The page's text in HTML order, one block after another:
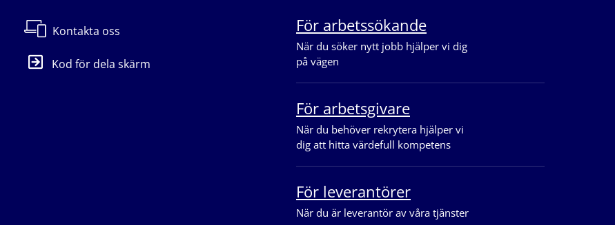
Kontakta oss
Kod för dela skärm
För arbetssökande
När du söker nytt jobb hjälper vi dig
på vägen
För arbetsgivare
När du behöver rekrytera hjälper vi
dig att hitta värdefull kompetens
För leverantörer
När du är leverantör av våra tjänster